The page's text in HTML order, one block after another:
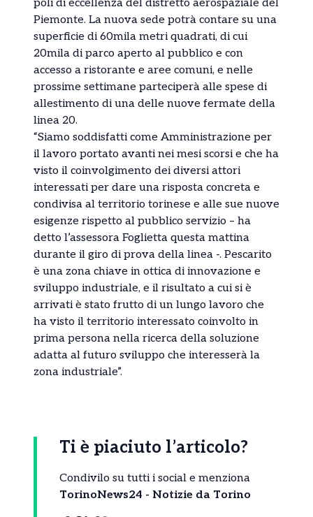
poli di eccellenza del distretto aerospaziale del
Piemonte. La nuova sede potrà contare su una
superficie di 60mila metri quadrati, di cui
20mila di parco aperto al pubblico e con
accesso a ristorante e aree comuni, e nelle
prossime settimane parteciperà alle spese di
allestimento di una delle nuove fermate della
linea 20.
“Siamo soddisfatti come Amministrazione per
il lavoro portato avanti nei mesi scorsi e che ha
visto il coinvolgimento dei diversi attori
interessati per dare una risposta concreta e
condivisa al territorio torinese e alle sue nuove
esigenze rispetto al pubblico servizio – ha
detto l’assessora Foglietta questa mattina
durante il giro di prova della linea -. Pescarito
è una zona chiave in ottica di innovazione e
sviluppo industriale, e il risultato a cui si è
arrivati è stato frutto di un lungo lavoro che
ha visto il territorio interessato coinvolto in
prima persona nella ricerca della soluzione
adatta al futuro sviluppo che interesserà la
zona industriale”.
Ti è piaciuto l’articolo?
Condivilo su tutti i social e menziona
TorinoNews24 - Notizie da Torino